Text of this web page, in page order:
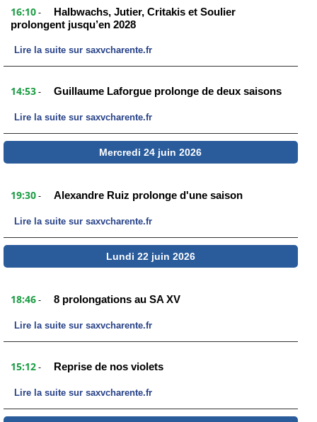
16:10 -
Halbwachs, Jutier, Critakis et Soulier
prolongent jusqu’en 2028
Lire la suite sur saxvcharente.fr
14:53 - Guillaume Laforgue prolonge de deux saisons
Lire la suite sur saxvcharente.fr
Mercredi 24 juin 2026
19:30 - Alexandre Ruiz prolonge d'une saison
Lire la suite sur saxvcharente.fr
Lundi 22 juin 2026
18:46 - 8 prolongations au SA XV
Lire la suite sur saxvcharente.fr
15:12 - Reprise de nos violets
Lire la suite sur saxvcharente.fr